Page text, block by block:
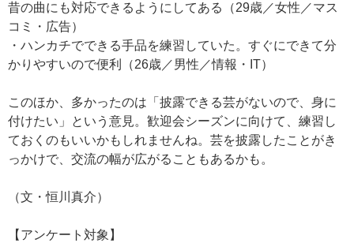
昔の曲にも対応できるようにしてある（29歳／女性／マス
コミ・広告）
・ハンカチでできる手品を練習していた。すぐにできて分
かりやすいので便利（26歳／男性／情報・IT）
このほか、多かったのは「披露できる芸がないので、身に
付けたい」という意見。歓迎会シーズンに向けて、練習し
ておくのもいいかもしれませんね。芸を披露したことがき
っかけで、交流の幅が広がることもあるかも。
（文・恒川真介）
【アンケート対象】